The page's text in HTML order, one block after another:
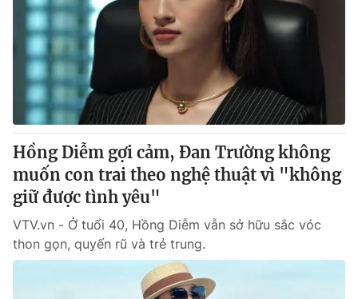
Hồng Diễm gợi cảm, Đan Trường không
muốn con trai theo nghệ thuật vì "không
giữ được tình yêu"
VTV.vn - Ở tuổi 40, Hồng Diễm vẫn sở hữu sắc vóc
thon gọn, quyến rũ và trẻ trung.